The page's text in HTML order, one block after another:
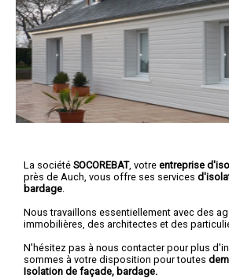
La société SOCOREBAT, votre entreprise
près de Auch, vous offre ses services
bardage
Nous travaillons essentiellement avec des
immobilières, des architectes et des
N'hésitez pas à nous contacter pour plus
sommes à votre disposition pour toutes
Isolation de façade, bardage.